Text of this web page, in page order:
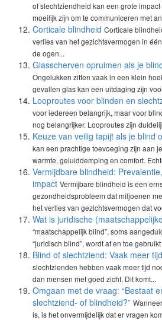
of slechtziendheid kan een grote
moeilijk zijn om te communiceren met
Corticale blindheid Corticale
verlies van het gezichtsvermogen in
de ogen...
Glasscherven opruimen als je
Ongelukken zitten vaak in een klein
gevallen glas kan een uitdaging zijn
Looproutes voor blinden en
voor iedereen belangrijk, maar voor
nog belangrijker. Looproutes zijn
Keuze van veilig tapijt als je blind
kan een prachtige toevoeging zijn aan
warmte, geluiddemping en comfort.
Vermijdbare blindheid:
impact Vermijbare blindheid is een
gezondheidsprobleem dat miljoenen
het verlies van gezichtsvermogen dat
Wat is juridische
“maatschappelijk blind”, soms
“juridisch blind”, wordt af en toe
Blind of slechtziend: Vaak meer
slechtzienden hebben vaak meer tijd
dan mensen met goed zicht. Dit komt...
Omgaan met de vraag: “Bestaat
slechtziend- of blindheid?”
is, is het onvermijdelijk dat er vragen